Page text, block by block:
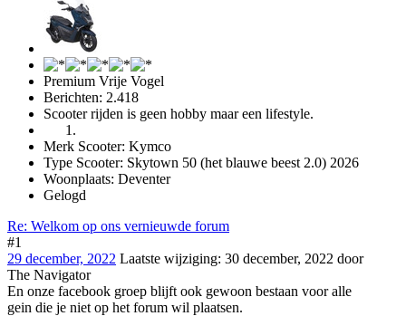
Premium Vrije Vogel
Berichten: 2.418
Scooter rijden is geen hobby maar een lifestyle.
Merk Scooter: Kymco
Type Scooter: Skytown 50 (het blauwe beest 2.0) 2026
Woonplaats: Deventer
Gelogd
Re: Welkom op ons vernieuwde forum
#1
29 december, 2022 Laatste wijziging: 30 december, 2022 door
The Navigator
En onze facebook groep blijft ook gewoon bestaan voor alle
gein die je niet op het forum wil plaatsen.